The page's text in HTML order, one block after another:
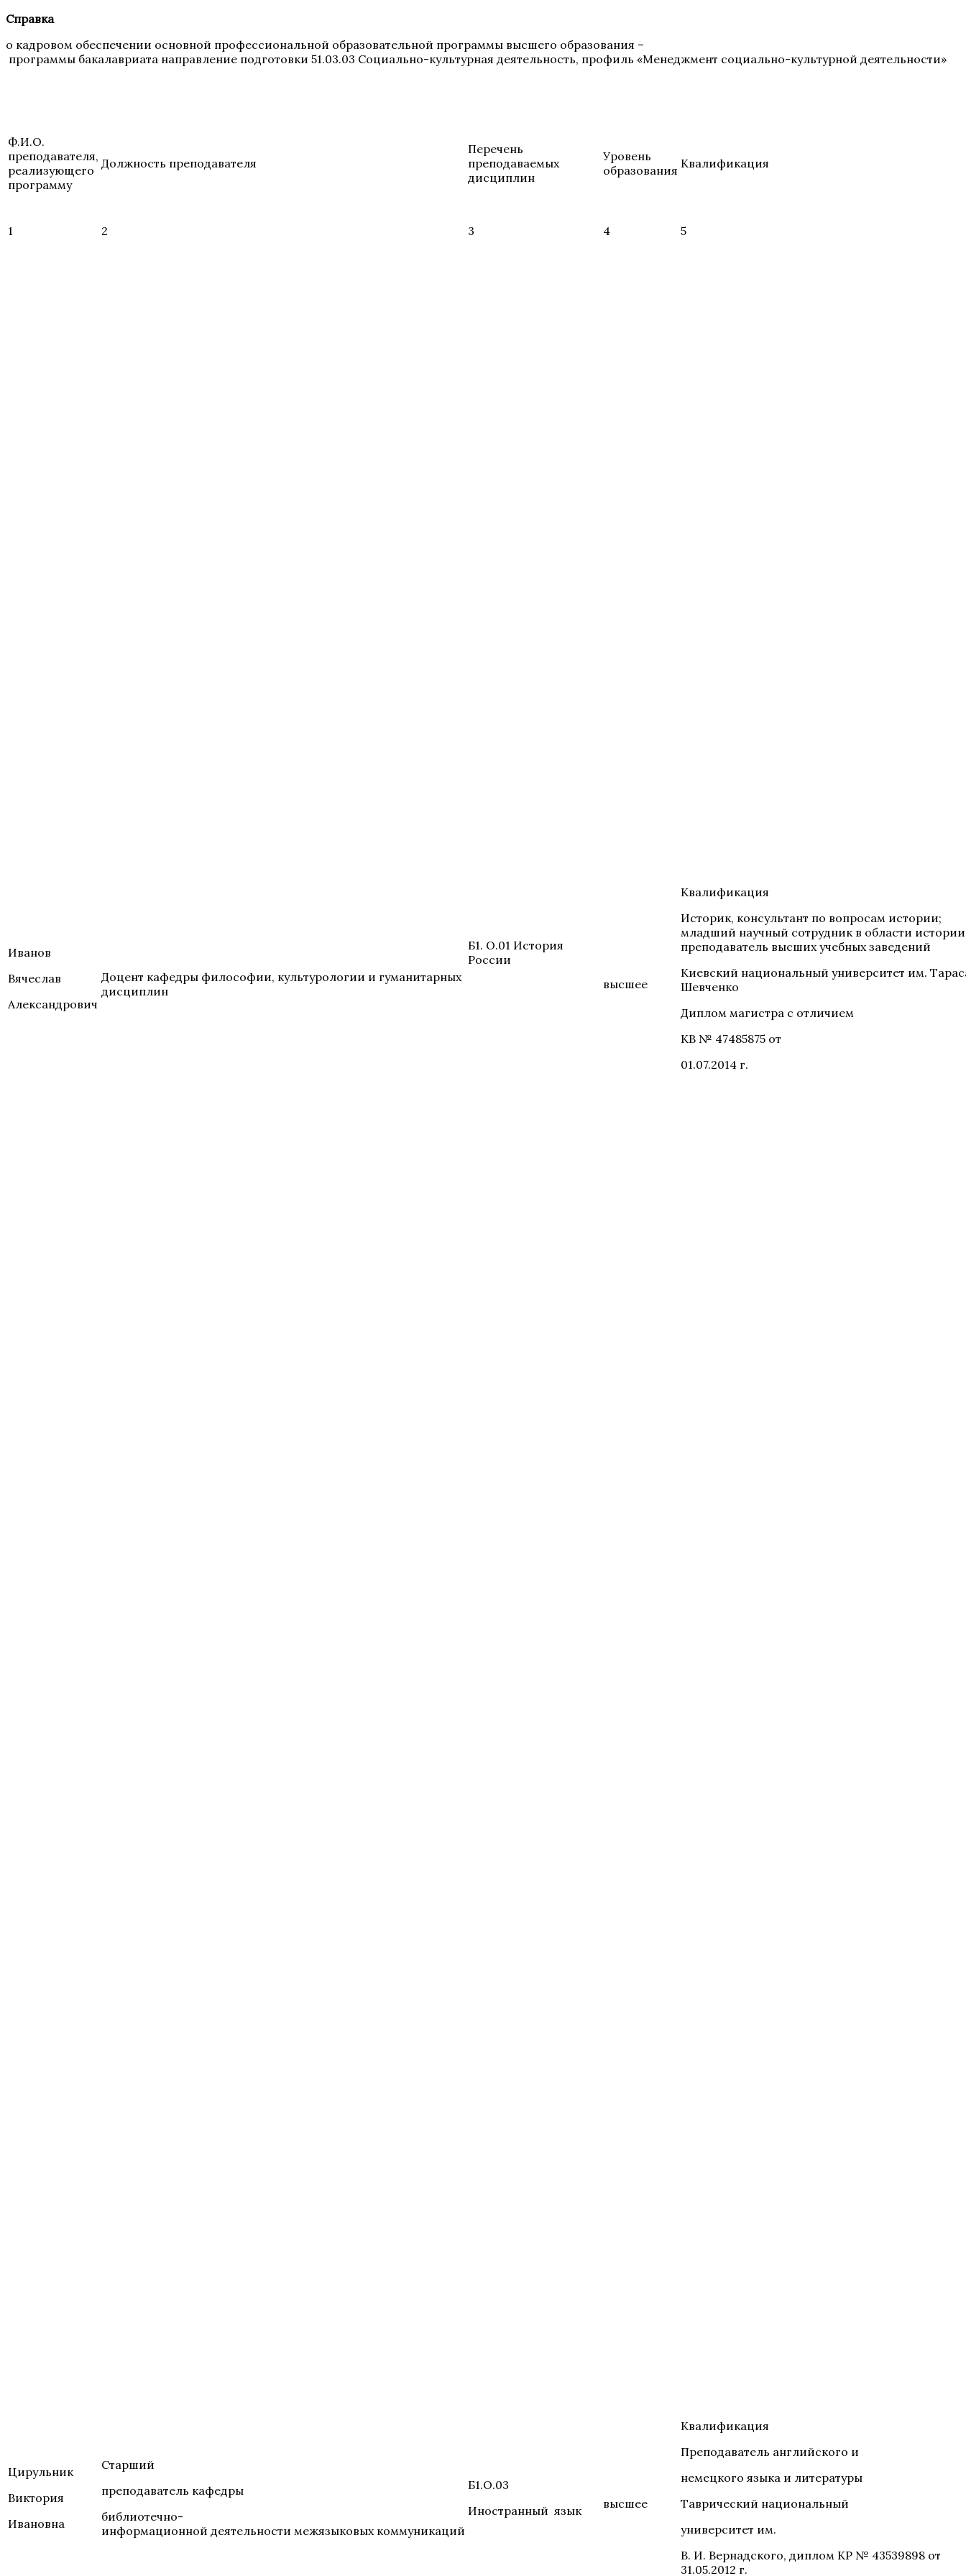
Справка
о кадровом обеспечении основной профессиональной образовательной программы высшего образования –
программы бакалавриата направление подготовки 51.03.03 Социально-культурная деятельность, профиль «Менеджмент социально-культурной деятельности»
Ф.И.О.
преподавателя,
реализующего
программу
Должность преподавателя
Перечень
преподаваемых
дисциплин
Уровень
образования Квалификация
1 2 3 4 5
Иванов
Вячеслав
Александрович
Доцент кафедры философии, культурологии и гуманитарных
дисциплин
Б1. О.01 История
России
высшее
Квалификация
Историк, консультант по вопросам истории;
младший научный сотрудник в области
преподаватель высших учебных заведений
Киевский национальный университет им.
Шевченко
Диплом магистра с отличием
КВ № 47485875 от
01.07.2014 г.
Цирульник
Виктория
Ивановна
Старший
преподаватель кафедры
библиотечно-
информационной деятельности межязыковых коммуникаций
Б1.О.03
Иностранный язык
высшее
Квалификация
Преподаватель английского и
немецкого языка и литературы
Таврический национальный
университет им.
В. И. Вернадского, диплом КР № 43539898 от
31.05.2012 г.